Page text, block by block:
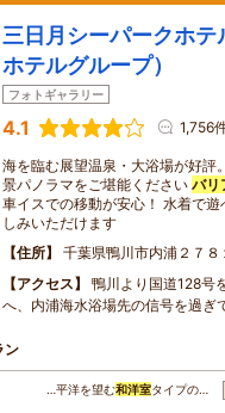
三日月シーパークホ
ホテルグループ）
フォトギャラリー
4.1 1,756
海を臨む展望温泉・大浴場が好評
景パノラマをご堪能ください バリ
車イスでの移動が安心！ 水着で
しみいただけます
住所
千葉県鴨川市内浦２７８
アクセス
鴨川より国道128号
へ、内浦海水浴場先の信号を過ぎ
ン
…平洋を望む和洋室タイプの…